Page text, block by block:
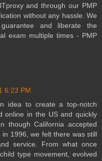
and through our PMP
without any hassle. We
and liberate the
exam multiple times - PMP
6:23 PM
idea to create a top-notch
online in the US and quickly
though California accepted
1996, we felt there was still
service. From what once
type movement, evolved